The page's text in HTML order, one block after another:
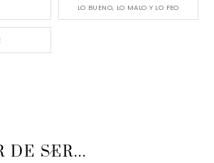
LO BUENO, LO MALO Y LO FEO
Back
DE SER...